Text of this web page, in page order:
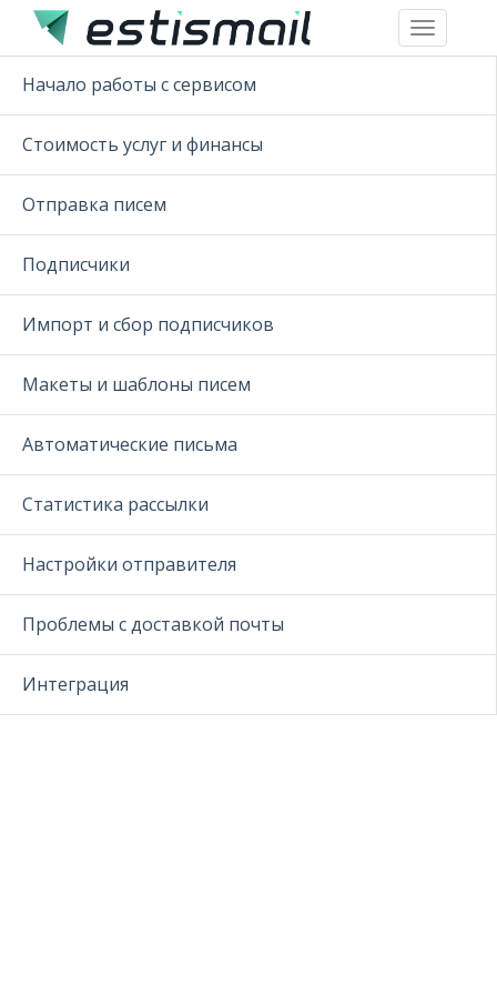
Toggle
navigation
Начало работы с сервисом
Стоимость услуг и финансы
Отправка писем
Подписчики
Импорт и сбор подписчиков
Макеты и шаблоны писем
Автоматические письма
Статистика рассылки
Настройки отправителя
Проблемы с доставкой почты
Интеграция